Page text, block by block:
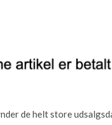
de helt store